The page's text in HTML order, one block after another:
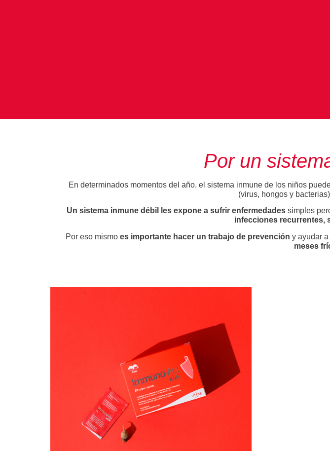
Por un
En determinados momentos del año, el sistema inmune de los niños
(virus, hongos y
Un sistema inmune débil les expone a sufrir enfermedadessimples
infecciones recurrentes,
Por eso mismoes importante hacer un trabajo de prevención y ayudar
meses